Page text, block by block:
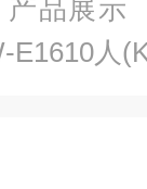
产品展示
人